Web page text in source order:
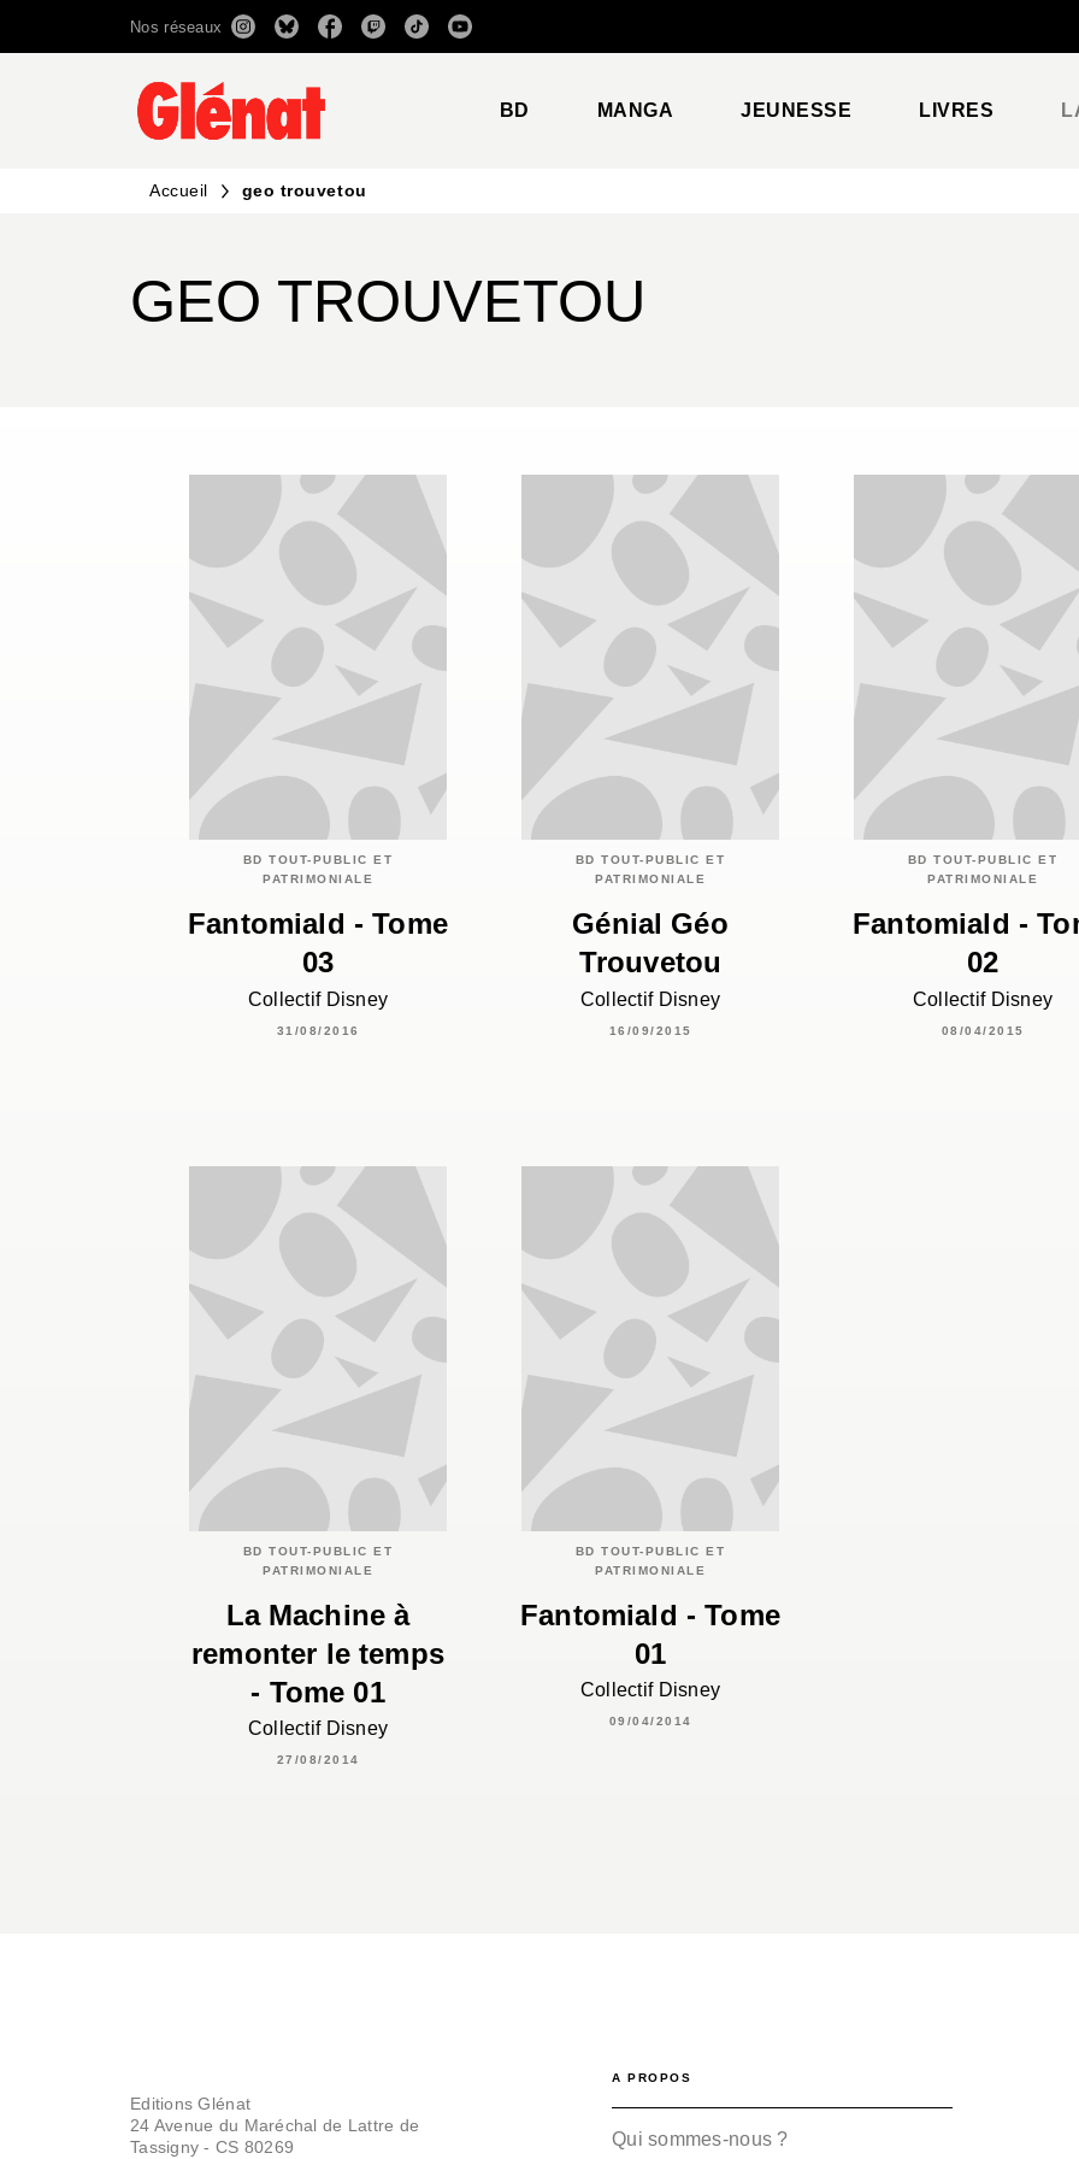
RECHERCHE CONTENU
Nos réseaux
BD MANGA JEUNESSE LIVRES
Accueil geo trouvetou
GEO TROUVETOU
BD TOUT-PUBLIC ET
PATRIMONIALE
Fantomiald - Tome
03
Collectif Disney
31/08/2016
BD TOUT-PUBLIC ET
PATRIMONIALE
Génial Géo
Trouvetou
Collectif Disney
16/09/2015
BD TOUT-PUBLIC ET
PATRIMONIALE
Fantomiald -
02
Collectif Disney
08/04/2015
BD TOUT-PUBLIC ET
PATRIMONIALE
La Machine à
remonter le temps
- Tome 01
Collectif Disney
27/08/2014
BD TOUT-PUBLIC ET
PATRIMONIALE
Fantomiald - Tome
01
Collectif Disney
09/04/2014
Editions Glénat
24 Avenue du Maréchal de Lattre de
Tassigny - CS 80269
A PROPOS
Qui sommes-nous ?